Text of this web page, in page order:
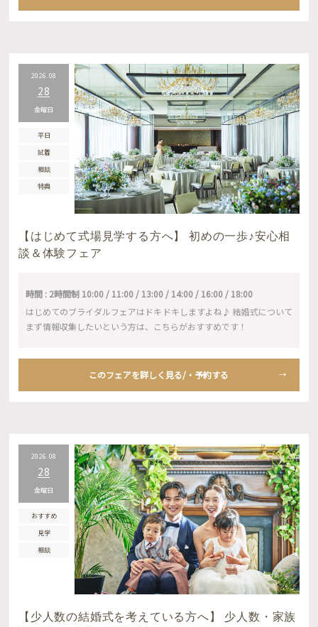
2026.08
28
金曜日
平日
試着
相談
特典
【はじめて式場見学する方へ】 初めの一歩♪安心相
談＆体験フェア
時間 : 2時間制 10:00 / 11:00 / 13:00 / 14:00 / 16:00 / 18:00
はじめてのブライダルフェアはドキドキしますよね♪ 結婚式について
まず情報収集したいという方は、こちらがおすすめです！
このフェアを詳しく見る/・予約する
2026.08
28
金曜日
おすすめ
見学
相談
【少人数の結婚式を考えている方へ】 少人数・家族